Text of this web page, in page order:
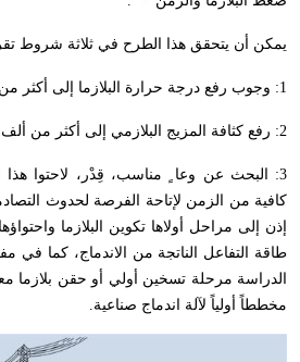
يمكن أن يتحقق هذا الطرح في ثلاثة شروط
1: وجوب رفع درجة حرارة البلازما إلى أكثر من مئة مليون درجة.
2: رفع كثافة المزيج البلازمي إلى أكثر من ألف ضعفٍ من كثافته العادية.
3: البحث عن وعا ٍ مناسب ، قِدْر ، لاحتوا
كافية من الزمن لإتاحة الفرصة لحدوث
إذن إلى مراحل أولاها تكوين البلازما
طاقة التفاعل الناتجة من الاندماج، كما في
الدراسة مرحلة تسخين أولي أو حقن بلازما
مخططاً أولياً لآلة اندماج صناعية.